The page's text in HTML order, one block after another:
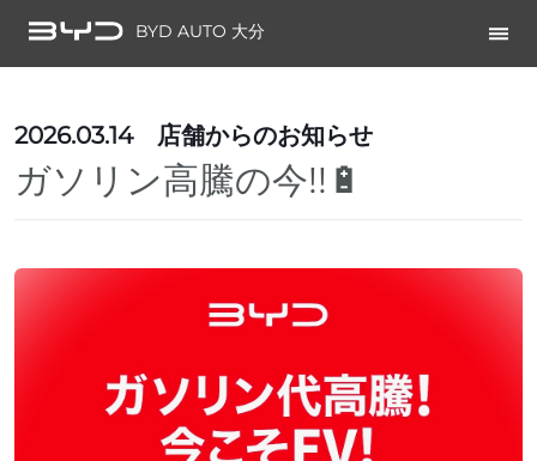
BYD AUTO 大分
2026.03.14 店舗からのお知らせ
ガソリン高騰の今!!🔋